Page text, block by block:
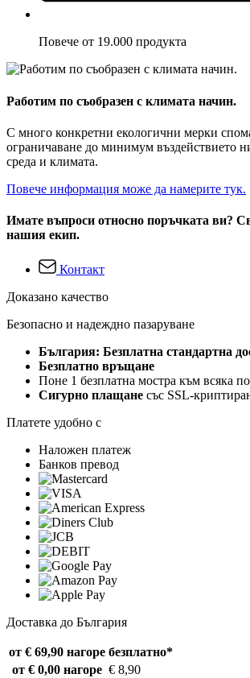
Повече от 19.000 продукта
Работим по съобразен с климата начин.
С много конкретни екологични мерки
ограничаване до минимум въздействието
среда и климата.
Повече информация може да намерите тук.
Имате въпроси относно поръчката ви?
нашия екип.
Контакт
Доказано качество
Безопасно и надеждно пазаруване
България: Безплатна стандартна
Безплатно връщане
Поне 1 безплатна мостра към всяка
Сигурно плащане със SSL-
Платете удобно с
Наложен платеж
Банков превод
Доставка до България
от € 69,90 нагоре безплатно*
от € 0,00 нагоре € 8,90